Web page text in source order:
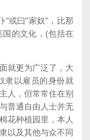
或曰"家奴"，比那
国的文化，(包括在
更为广泛了，大
隶以雇员的身份就
人，但常常住在别
普通自由人士并无
花种植园里，本人
以及其他与众不同